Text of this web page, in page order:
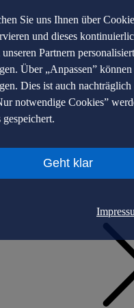
Sie uns Ihnen über
und dieses
Partnern
Über „Anpassen” können
Dies ist auch nachträglich
notwendige Cookies”
Geht klar